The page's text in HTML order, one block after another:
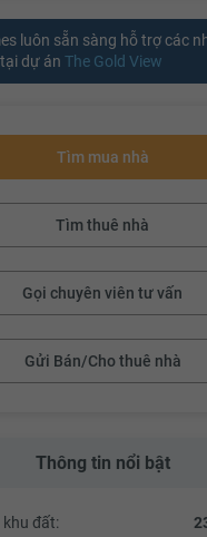
luôn sẵn sàng hỗ trợ các
dự án The Gold View
Tìm mua nhà
Tìm thuê nhà
Gọi chuyên viên tư vấn
Gửi Bán/Cho thuê nhà
Thông tin nổi bật
khu đất: